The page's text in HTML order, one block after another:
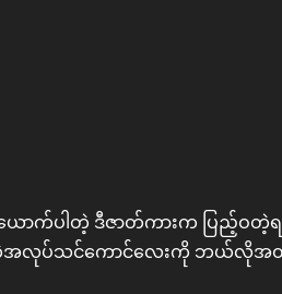
၂ ယောက်ပါတဲ့ ဒီဇာတ်ကားက ပြည့်ဝတဲ့
တဲ့အလုပ်သင်ကောင်လေးကို ဘယ်လို